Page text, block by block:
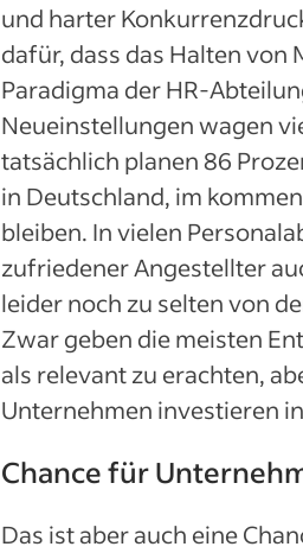
und harter
dafür, dass das Halten
Paradigma der HR-
Neueinstellungen wagen
tatsächlich planen 86
in Deutschland, im
bleiben. In vielen
zufriedener Angestellter
leider noch zu selten von
Zwar geben die meisten
als relevant zu erachten,
Unternehmen investieren
Chance für
Das ist aber auch eine